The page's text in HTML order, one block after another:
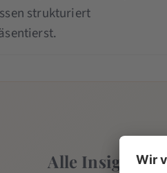
strukturiert
Alle Insights